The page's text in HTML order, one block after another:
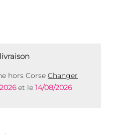
hors Corse Changer
et le 14/08/2026